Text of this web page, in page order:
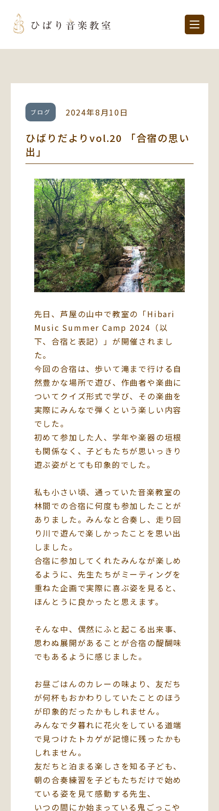
ブログ 2024年8月10日
ひばりだよりvol.20 「合宿の思い
出」
先日、芦屋の山中で教室の「Hibari
Music Summer Camp 2024（以
下、合宿と表記）」が開催されまし
た。
今回の合宿は、歩いて滝まで行ける自
然豊かな場所で遊び、作曲者や楽曲に
ついてクイズ形式で学び、その楽曲を
実際にみんなで弾くという楽しい内容
でした。
初めて参加した人、学年や楽器の垣根
も関係なく、子どもたちが思いっきり
遊ぶ姿がとても印象的でした。
私も小さい頃、通っていた音楽教室の
林間での合宿に何度も参加したことが
ありました。みんなと合奏し、走り回
り川で遊んで楽しかったことを思い出
しました。
合宿に参加してくれたみんなが楽しめ
るように、先生たちがミーティングを
重ねた企画で実際に喜ぶ姿を見ると、
ほんとうに良かったと思えます。
そんな中、偶然にふと起こる出来事、
思わぬ展開があることが合宿の醍醐味
でもあるように感じました。
お昼ごはんのカレーの味より、友だち
が何杯もおかわりしていたことのほう
が印象的だったかもしれません。
みんなで夕暮れに花火をしている道端
で見つけたトカゲが記憶に残ったかも
しれません。
友だちと泊まる楽しさを知る子ども、
朝の合奏練習を子どもたちだけで始め
ている姿を見て感動する先生、
いつの間にか始まっている鬼ごっこや